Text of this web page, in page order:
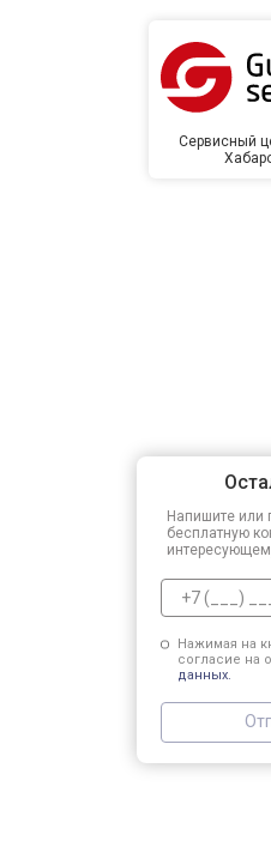
Сервисный
Напишите или
бесплатную
Нажимая на
согласие на
данных.